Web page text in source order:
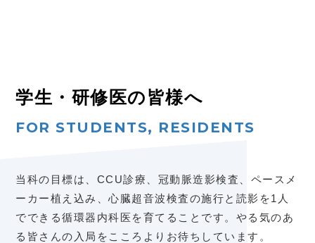
学生・研修医の皆様へ
当科の目標は、CCU診療、冠動脈造影検査、ペースメ
ーカー植え込み、心臓超音波検査の施行と読影を1人
でできる循環器内科医を育てることです。やる気のあ
る皆さんの入局をこころよりお待ちしています。